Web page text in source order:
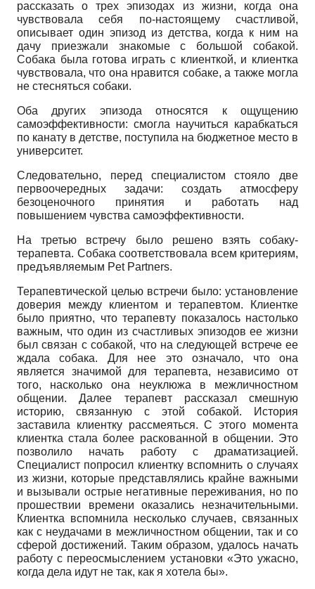
рассказать о трех эпизодах из жизни, когда она
чувствовала себя по-настоящему счастливой,
описывает один эпизод из детства, когда к ним на
дачу приезжали знакомые с большой собакой.
Собака была готова играть с клиенткой, и клиентка
чувствовала, что она нравится собаке, а также могла
не стесняться собаки.
Оба других эпизода относятся к ощущению
самоэффективности: смогла научиться карабкаться
по канату в детстве, поступила на бюджетное место в
университет.
Следовательно, перед специалистом стояло две
первоочередных задачи: создать атмосферу
безоценочного принятия и работать над
повышением чувства самоэффективности.
На третью встречу было решено взять собаку-
терапевта. Собака соответствовала всем критериям,
предъявляемым Pet Partners.
Терапевтической целью встречи было: установление
доверия между клиентом и терапевтом. Клиентке
было приятно, что терапевту показалось настолько
важным, что один из счастливых эпизодов ее жизни
был связан с собакой, что на следующей встрече ее
ждала собака. Для нее это означало, что она
является значимой для терапевта, независимо от
того, насколько она неуклюжа в межличностном
общении. Далее терапевт рассказал смешную
историю, связанную с этой собакой. История
заставила клиентку рассмеяться. С этого момента
клиентка стала более раскованной в общении. Это
позволило начать работу с драматизацией.
Специалист попросил клиентку вспомнить о случаях
из жизни, которые представлялись крайне важными
и вызывали острые негативные переживания, но по
прошествии времени оказались незначительными.
Клиентка вспомнила несколько случаев, связанных
как с неудачами в межличностном общении, так и со
сферой достижений. Таким образом, удалось начать
работу с переосмыслением установки «Это ужасно,
когда дела идут не так, как я хотела бы».